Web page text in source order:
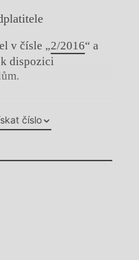
v čísle „2/2016“ a
dispozici
číslo